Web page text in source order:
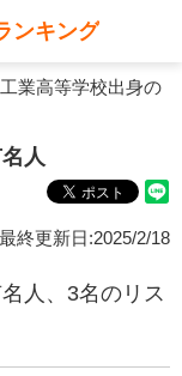
ンキング
業高等学校出身の
人
最終更新日:2025/2/18
人、3名のリス